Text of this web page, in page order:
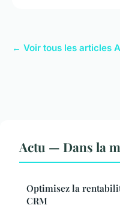
← Voir tous les articles
Actu — Dans la
Optimisez la
CRM